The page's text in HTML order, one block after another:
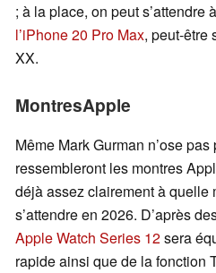
; à la place, on peut s’attendre
l’iPhone 20 Pro Max, peut-être
XX.
MontresApple
Même Mark Gurman n’ose
ressembleront les montres
déjà assez clairement à quelle
s’attendre en 2026. D’après
Apple Watch Series 12sera
rapide ainsi que de la fonction